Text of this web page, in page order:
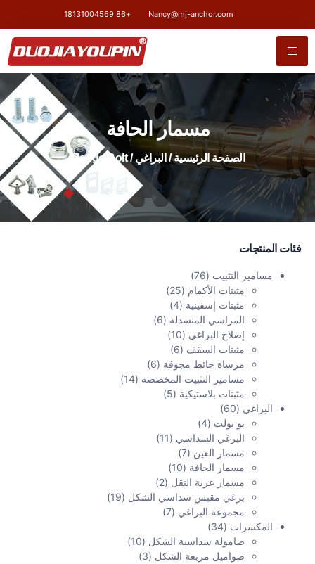
Nancy@mj-anchor.com
+86 18131004569
مسمار الحافة
الصفحة الرئيسية/البراغي/ Flange Bolt
فئات المنتجات
مسامير التثبيت (76)
مثبتات الأكمام (25)
مثبتات إسفينية (4)
المراسي المنسدلة (6)
إصلاح البراغي (10)
مثبتات السقف (6)
مرساة حائط مجوفة (6)
مسامير التثبيت المخصصة (14)
مثبتات بلاستيكية (5)
البراغي (60)
يو بولت (4)
البرغي السداسي (11)
مسمار العين (7)
مسمار الحافة (10)
مسمار عربة النقل (2)
برغي مقبس سداسي الشكل (19)
مجموعة البراغي (7)
المكسرات (34)
صامولة سداسية الشكل (10)
صواميل مربعة الشكل (3)